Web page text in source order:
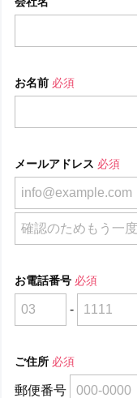
お名前 必須
メールアドレス 必須
お電話番号 必須
-
ご住所 必須
郵便番号